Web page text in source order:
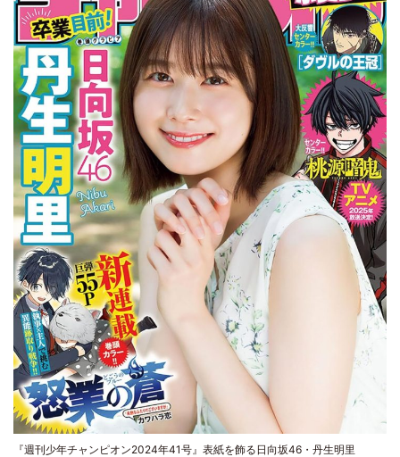
『週刊少年チャンピオン2024年41号』表紙を飾る日向坂46・丹生明里